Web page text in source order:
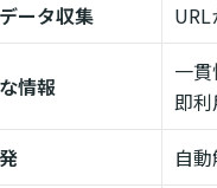
ータ収集
情報
一
即利
自